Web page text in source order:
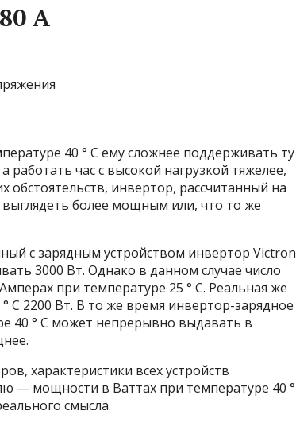
А
40 ° С ему сложнее поддерживать ту
час с высокой нагрузкой тяжелее,
обстоятельств, инвертор, рассчитанный на
более мощным или, что то же
с зарядным устройством инвертор Victron
3000 Вт. Однако в данном случае число
при температуре 25 ° С. Реальная же
2200 Вт. В то же время инвертор-зарядное
40 ° C может непрерывно выдавать в
характеристики всех устройств
— мощности в Ваттах при температуре 40 °
смысла.